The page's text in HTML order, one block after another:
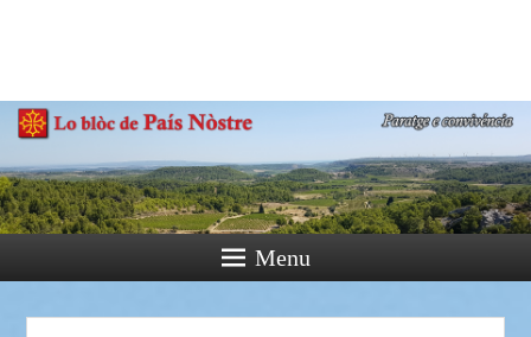
Paratge e Convivència
Menu